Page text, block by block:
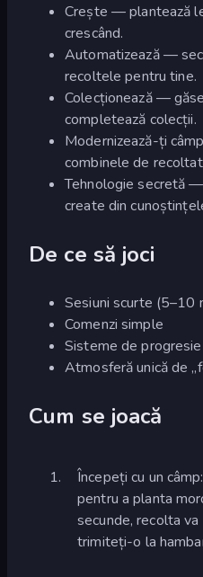
Crește — plantează
crescând.
Automatizează —
recoltele pentru tine.
Colecționează —
completează colecții.
Modernizează-ți
combinele de
Tehnologie secretă
create din
De ce să joci
Sesiuni scurte (5–10
Comenzi simple
Sisteme de
Atmosferă unică de
Cum se joacă
Începeți cu un
pentru a planta
secunde, recolta
trimiteți-o la